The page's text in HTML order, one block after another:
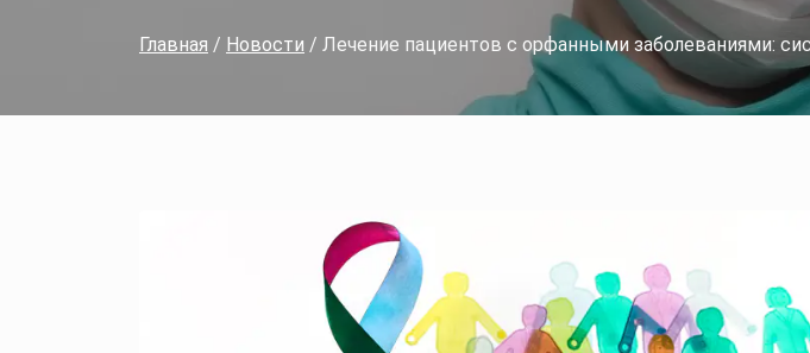
Главная / Новости / Лечение пациентов с орфанными заболеваниями: